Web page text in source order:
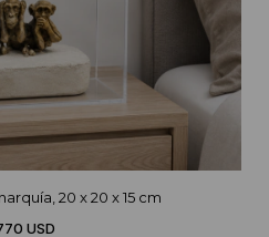
20 x 20 x 15 cm
USD